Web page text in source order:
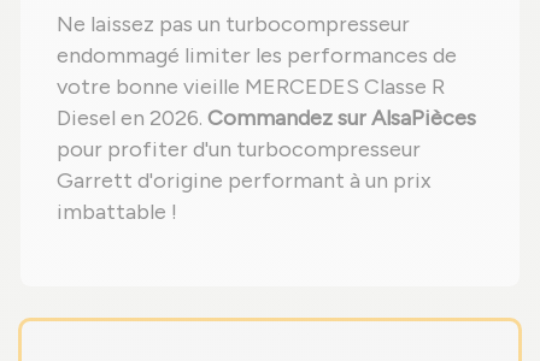
Ne laissez pas un turbocompresseur
endommagé limiter les performances de
votre bonne vieille MERCEDES Classe R
Diesel en 2026. Commandez sur AlsaPièces
pour profiter d'un turbocompresseur
Garrett d'origine performant à un prix
imbattable !